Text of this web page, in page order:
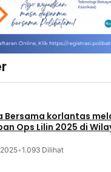
Bersama korlantas
Ops Lilin 2025 di
•1.093 Dilihat